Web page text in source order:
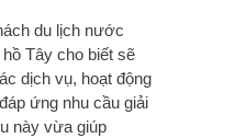
du lịch nước
Tây cho biết sẽ
dịch vụ, hoạt động
ứng nhu cầu giải
này vừa giúp